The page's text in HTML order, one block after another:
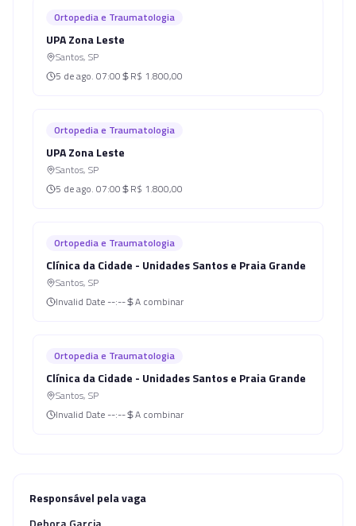
Ortopedia e Traumatologia
UPA Zona Leste
Santos, SP
5 de ago. 07:00 R$ 1.800,00
Ortopedia e Traumatologia
UPA Zona Leste
Santos, SP
5 de ago. 07:00 R$ 1.800,00
Ortopedia e Traumatologia
Clínica da Cidade - Unidades Santos e Praia Grande
Santos, SP
Invalid Date --:-- A combinar
Ortopedia e Traumatologia
Clínica da Cidade - Unidades Santos e Praia Grande
Santos, SP
Invalid Date --:-- A combinar
Responsável pela vaga